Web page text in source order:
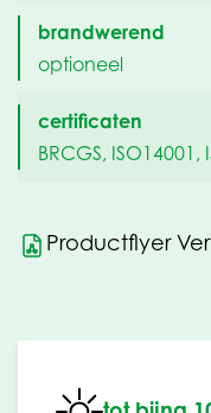
brandwerend
optioneel
certificaten
BRCGS, ISO14001,
Productflyer